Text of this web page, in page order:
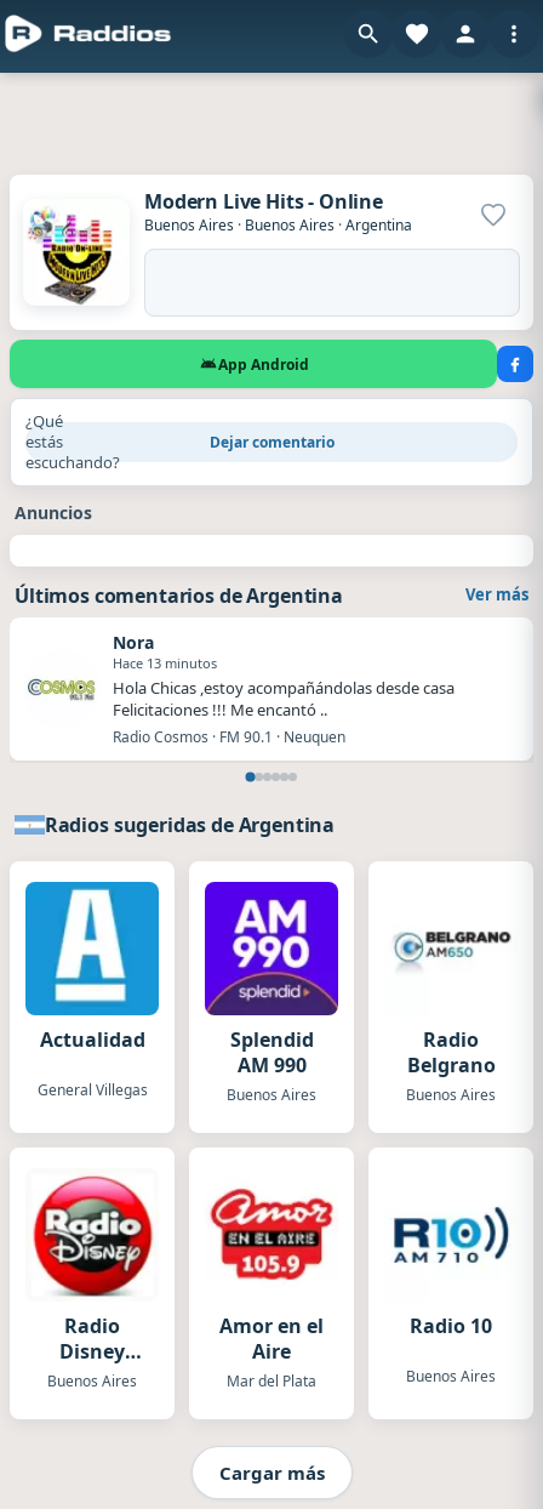
Modern Live Hits - Online
Buenos Aires · Buenos Aires ·Argentina
App Android
¿Qué
estás
escuchando?
Dejar comentario
Anuncios
Últimos comentarios de Argentina Ver más
Nora
Hace 13 minutos
Hola Chicas ,estoy acompañándolas desde casa
Felicitaciones !!! Me encantó ..
Radio Cosmos · FM 90.1 · Neuquen
Radios sugeridas de Argentina
Actualidad
General Villegas
Splendid
AM 990
Buenos Aires
Radio
Belgrano
Buenos Aires
Radio
Disney
Argentina
Buenos Aires
Amor en el
Aire
Mar del Plata
Radio 10
Buenos Aires
Cargar más